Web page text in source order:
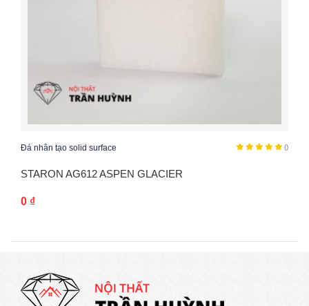
()
Đá nhân tạo solid surface
STARON AG612 ASPEN GLACIER
0 ₫